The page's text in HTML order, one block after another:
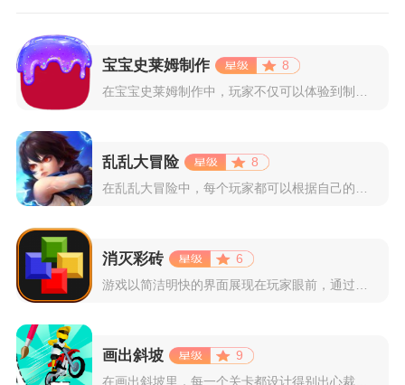
宝宝史莱姆制作
8
乱乱大冒险
8
消灭彩砖
6
画出斜坡
9